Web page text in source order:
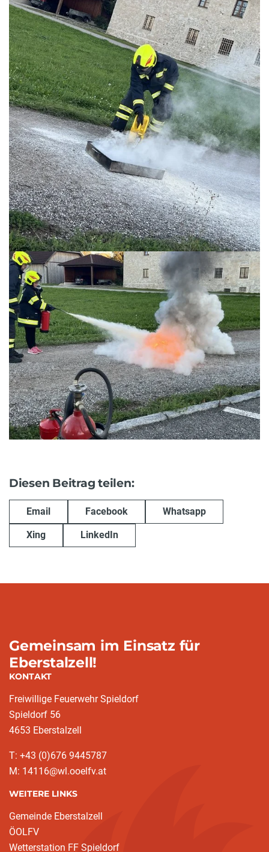
Diesen Beitrag teilen:
Email Facebook Whatsapp
Xing LinkedIn
Gemeinsam im Einsatz für
Eberstalzell!
KONTAKT
Freiwillige Feuerwehr Spieldorf
Spieldorf 56
4653 Eberstalzell
T: +43 (0)676 9445787
M: 14116@wl.ooelfv.at
WEITERE LINKS
Gemeinde Eberstalzell
ÖOLFV
Wetterstation FF Spieldorf